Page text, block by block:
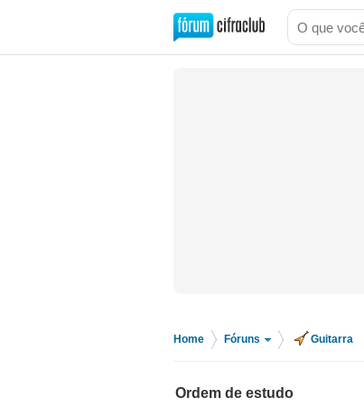
Home Fóruns Guitarra
Ordem de estudo